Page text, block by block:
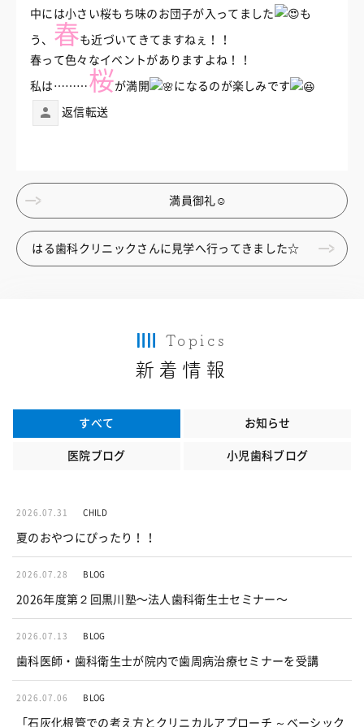
中には小さい桜もち味のお団子が入ってました
も
う、 春も近づいてきてますねぇ！！
春って色々なイベントがありますよね！！
私は……… 桜が満開 になるのが楽しみです
返信転送
満員御礼☺
はる歯科クリニックさんに見学へ行ってきました☆
Topics
新着情報
すべて お知らせ
医院ブログ 小児歯科ブログ
2026.07.31 CHILD
夏のおやつにぴったり！！
2026.07.28 BLOG
2026年度第２回黒川塾〜法人歯科衛生士セミナー〜
2026.07.13 BLOG
歯科医師・歯科衛生士が院内で歯周病治療セミナーを受講
2026.07.06 BLOG
「石灰化根管での考え方とクリニカルアプローチ ～ベーシック